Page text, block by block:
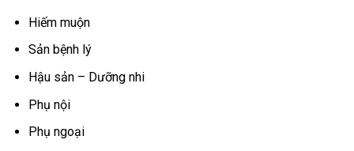
Hiếm muộn
Sản bệnh lý
Hậu sản – Dưỡng nhi
Phụ nội
Phụ ngoại